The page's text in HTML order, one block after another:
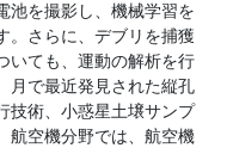
を撮影し、機械学習を
。さらに、デブリを捕獲
いても、運動の解析を行
月で最近発見された縦孔
技術、小惑星土壌サンプ
航空機分野では、航空機